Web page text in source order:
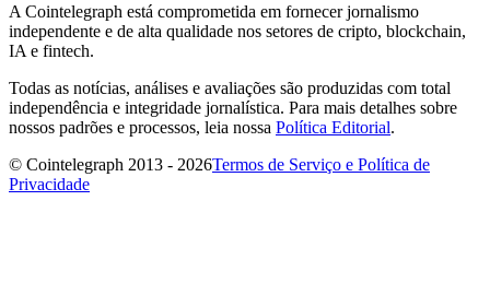
A Cointelegraph está comprometida em fornecer jornalismo
independente e de alta qualidade nos setores de cripto, blockchain,
IA e fintech.
Todas as notícias, análises e avaliações são produzidas com total
independência e integridade jornalística. Para mais detalhes sobre
nossos padrões e processos, leia nossa Política Editorial.
© Cointelegraph 2013 - 2026Termos de Serviço e Política de
Privacidade